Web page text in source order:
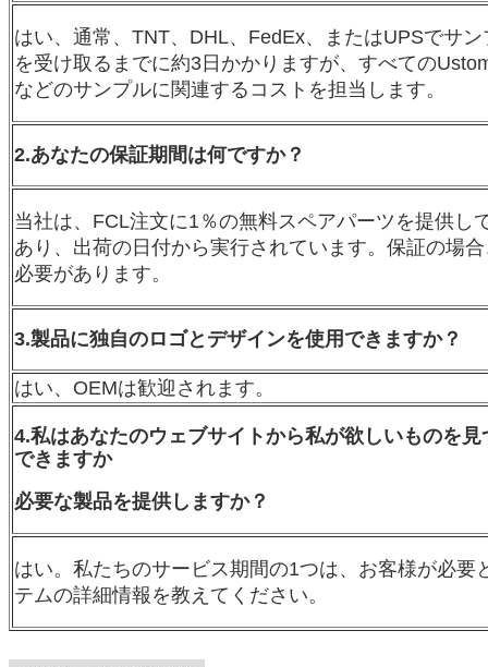
はい、通常、TNT、DHL、FedEx、またはUPSでサ
を受け取るまでに約3日かかりますが、すべての
などのサンプルに関連するコストを担当します。
2.あなたの保証期間は何ですか？
当社は、FCL注文に1％の無料スペアパーツを提供し
あり、出荷の日付から実行されています。保証の場
必要があります。
3.製品に独自のロゴとデザインを使用できますか？
はい、OEMは歓迎されます。
4.私はあなたのウェブサイトから私が欲しいものを
できますか
必要な製品を提供しますか？
はい。私たちのサービス期間の1つは、お客様が必
テムの詳細情報を教えてください。